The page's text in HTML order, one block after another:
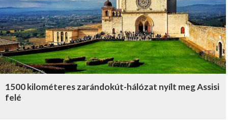
1500 kilométeres zarándokút-hálózat nyílt meg Assisi
felé